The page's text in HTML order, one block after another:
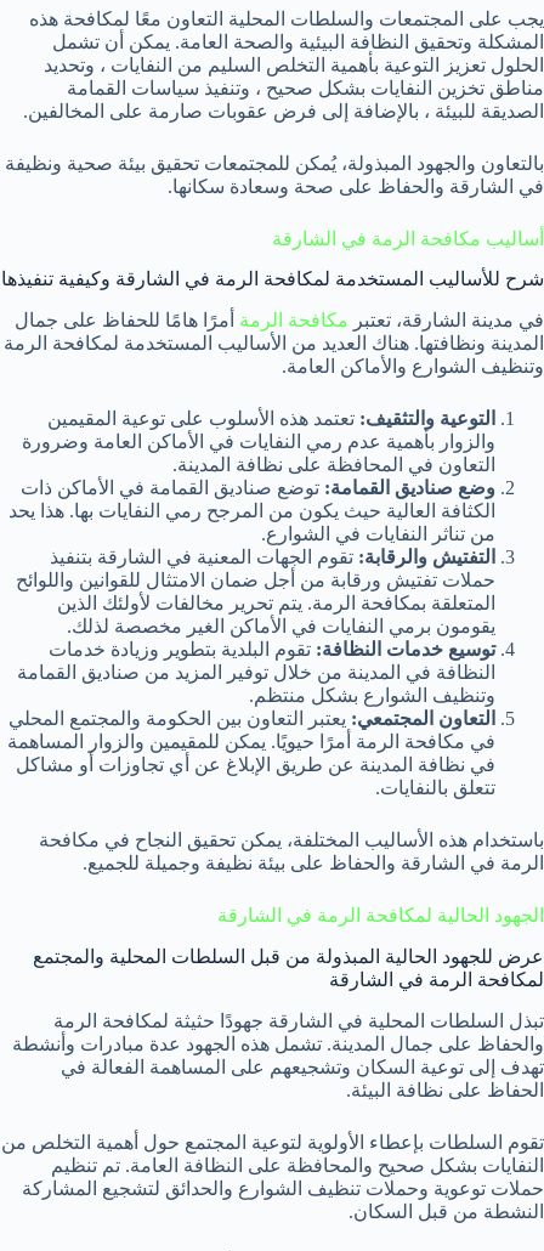
يجب على المجتمعات والسلطات المحلية التعاون معًا لمكافحة هذه
المشكلة وتحقيق النظافة البيئية والصحة العامة. يمكن أن تشمل
الحلول تعزيز التوعية بأهمية التخلص السليم من النفايات ، وتحديد
مناطق تخزين النفايات بشكل صحيح ، وتنفيذ سياسات القمامة
الصديقة للبيئة ، بالإضافة إلى فرض عقوبات صارمة على المخالفين.
بالتعاون والجهود المبذولة، يُمكن للمجتمعات تحقيق بيئة صحية ونظيفة
في الشارقة والحفاظ على صحة وسعادة سكانها.
أساليب مكافحة الرمة في الشارقة
شرح للأساليب المستخدمة لمكافحة الرمة في الشارقة وكيفية تنفيذها
في مدينة الشارقة، تعتبر مكافحة الرمة أمرًا هامًا للحفاظ على جمال
المدينة ونظافتها. هناك العديد من الأساليب المستخدمة لمكافحة الرمة
وتنظيف الشوارع والأماكن العامة.
التوعية والتثقيف: تعتمد هذه الأسلوب على توعية المقيمين
والزوار بأهمية عدم رمي النفايات في الأماكن العامة وضرورة
التعاون في المحافظة على نظافة المدينة.
وضع صناديق القمامة: توضع صناديق القمامة في الأماكن ذات
الكثافة العالية حيث يكون من المرجح رمي النفايات بها. هذا يحد
من تناثر النفايات في الشوارع.
التفتيش والرقابة: تقوم الجهات المعنية في الشارقة بتنفيذ
حملات تفتيش ورقابة من أجل ضمان الامتثال للقوانين واللوائح
المتعلقة بمكافحة الرمة. يتم تحرير مخالفات لأولئك الذين
يقومون برمي النفايات في الأماكن الغير مخصصة لذلك.
توسيع خدمات النظافة: تقوم البلدية بتطوير وزيادة خدمات
النظافة في المدينة من خلال توفير المزيد من صناديق القمامة
وتنظيف الشوارع بشكل منتظم.
التعاون المجتمعي: يعتبر التعاون بين الحكومة والمجتمع المحلي
في مكافحة الرمة أمرًا حيويًا. يمكن للمقيمين والزوار المساهمة
في نظافة المدينة عن طريق الإبلاغ عن أي تجاوزات أو مشاكل
تتعلق بالنفايات.
باستخدام هذه الأساليب المختلفة، يمكن تحقيق النجاح في مكافحة
الرمة في الشارقة والحفاظ على بيئة نظيفة وجميلة للجميع.
الجهود الحالية لمكافحة الرمة في الشارقة
عرض للجهود الحالية المبذولة من قبل السلطات المحلية والمجتمع
لمكافحة الرمة في الشارقة
تبذل السلطات المحلية في الشارقة جهودًا حثيثة لمكافحة الرمة
والحفاظ على جمال المدينة. تشمل هذه الجهود عدة مبادرات وأنشطة
تهدف إلى توعية السكان وتشجيعهم على المساهمة الفعالة في
الحفاظ على نظافة البيئة.
تقوم السلطات بإعطاء الأولوية لتوعية المجتمع حول أهمية التخلص من
النفايات بشكل صحيح والمحافظة على النظافة العامة. تم تنظيم
حملات توعوية وحملات تنظيف الشوارع والحدائق لتشجيع المشاركة
النشطة من قبل السكان.